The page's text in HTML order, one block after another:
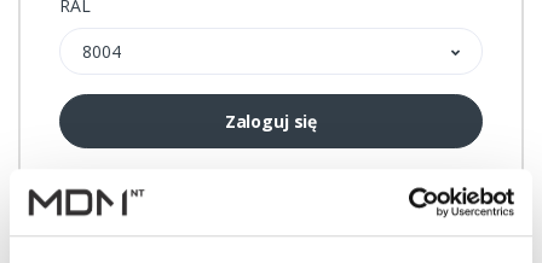
RAL
8004
Zaloguj się